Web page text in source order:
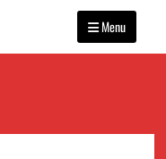
Menu